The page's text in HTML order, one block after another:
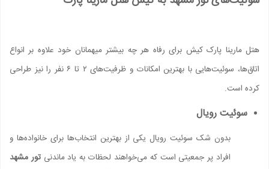
هتل مارینا پارک کیش برای رفاه هر چه بیشتر میهمانان خود علاوه بر انواع
اتاق‌ها، سوئیت‌هایی با بهترین امکانات و ظرفیت‌های ۲ تا ۶ نفر را نیز طراحی
کرده است.
سوئیت رویال
بدون شک سوئیت رویال یکی از بهترین انتخاب‌ها برای خانواده‌ها و
افراد پر جمعیتی است که می‌خواهند لحظات به یاد ماندنیتور مشهد